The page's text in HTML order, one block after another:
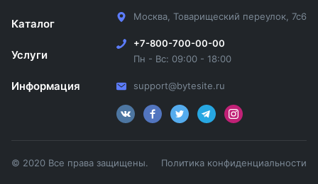
Каталог
Услуги
Информация
Москва, Товарищеский переулок, 7с6
+7-800-700-00-00
Пн - Вс: 09:00 - 18:00
support@bytesite.ru
© 2020 Все права защищены. Политика конфиденциальности